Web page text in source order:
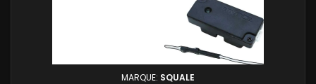
MARQUE: SQUALE